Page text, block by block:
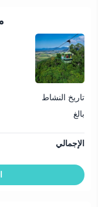
تاريخ النشاط
بالغ
الإجمالي